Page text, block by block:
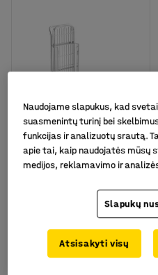
Sudedamas vežimėlis
25292
164.-€
169.-€
PIRKTI
Naudojame slapukus, kad
suasmenintų turinį bei
funkcijas ir analizuotų srautą.
apie tai, kaip naudojatės mūsų
medijos, reklamavimo ir
Slapukų
Atsisakyti visų